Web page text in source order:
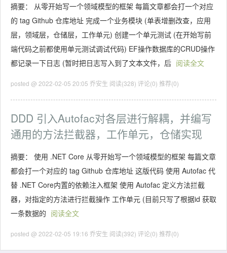
摘要： 从零开始写一个领域模型的框架 每篇文章都会打一个对应
的 tag Github 仓库地址 完成一个业务模块 (单表增删改查，应用
层，领域层，仓储层，工作单元) 创建一个单元测试 (在开始写前
端代码之前都使用单元测试调试代码) EF操作数据库的CRUD操作
都记录一下日志 (暂时把日志写入到了文本文件，后 阅读全文
posted @ 2022-02-05 20:05 乔安生 阅读(328) 评论(0) 推荐(0)
DDD 引入Autofac对各层进行解耦，并编写
通用的方法拦截器，工作单元，仓储实现
摘要： 使用 .NET Core 从零开始写一个领域模型的框架 每篇文章
都会打一个对应的 tag Github 仓库地址 这版代码 使用 Autofac 代
替 .NET Core内置的依赖注入框架 使用 Autofac 定义方法拦截
器，对指定的方法进行拦截操作 工作单元 (目前只写了根据id 获取
一条数据的 阅读全文
posted @ 2022-02-05 19:16 乔安生 阅读(392) 评论(0) 推荐(0)